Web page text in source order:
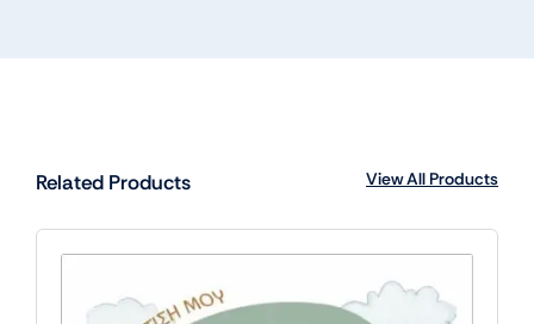
Related Products View All Products